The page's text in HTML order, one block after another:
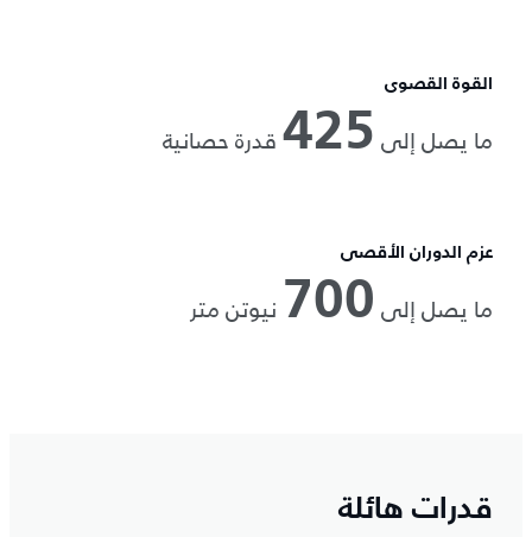
القوة القصوى
ما يصل إلى 425قدرة حصانية
عزم الدوران الأقصى
ما يصل إلى 700 نيوتن متر
قدرات هائلة